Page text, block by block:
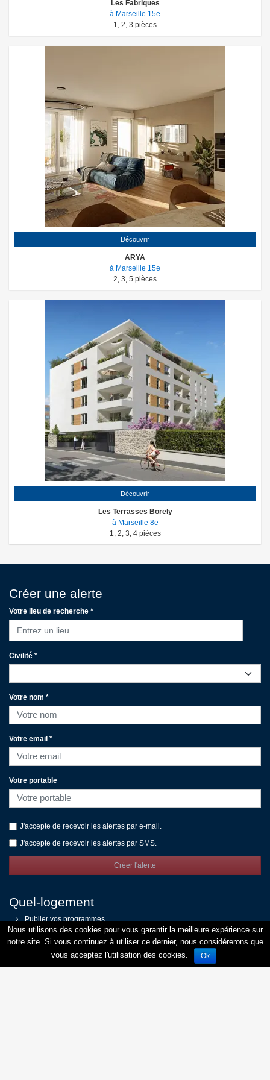
Les Fabriques
à Marseille 15e
1, 2, 3 pièces
Découvrir
ARYA
à Marseille 15e
2, 3, 5 pièces
Découvrir
Les Terrasses Borely
à Marseille 8e
1, 2, 3, 4 pièces
Créer une alerte
Votre lieu de recherche *
Entrez un lieu
Civilité *
Votre nom *
Votre email *
Votre portable
J'accepte de recevoir les alertes par e-mail.
J'accepte de recevoir les alertes par SMS.
Créer l'alerte
Quel-logement
Publier vos programmes
Contact
Mentions légales
Facebook
Twitter
Nous utilisons des cookies pour vous garantir la meilleure expérience sur
notre site. Si vous continuez à utiliser ce dernier, nous considérerons que
vous acceptez l'utilisation des cookies.
Ok